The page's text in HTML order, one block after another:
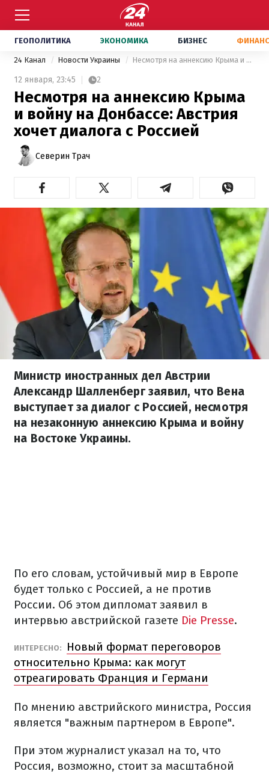
ГЕОПОЛИТИКА ЭКОНОМИКА БИЗНЕС
24 Канал Новости Украины Несмотря на аннексию Крыма и войну на Донбассе: Австрия хочет диалога с Россией
12 января, 23:45 2
Несмотря на аннексию Крыма
и войну на Донбассе: Австрия
хочет диалога с Россией
Северин Трач
Министр иностранных дел Австрии
Александр Шалленберг заявил, что Вена
выступает за диалог с Россией, несмотря
на незаконную аннексию Крыма и войну
на Востоке Украины.
По его словам, устойчивый мир в Европе
будет только с Россией, а не против
России. Об этом дипломат заявил в
интервью австрийской газете Die Presse.
ИНТЕРЕСНО:
Новый формат переговоров
относительно Крыма: как могут
отреагировать Франция и Германи
По мнению австрийского министра, Россия
является "важным партнером в Европе".
При этом журналист указал на то, что
Россия, возможно, стоит за масштабной